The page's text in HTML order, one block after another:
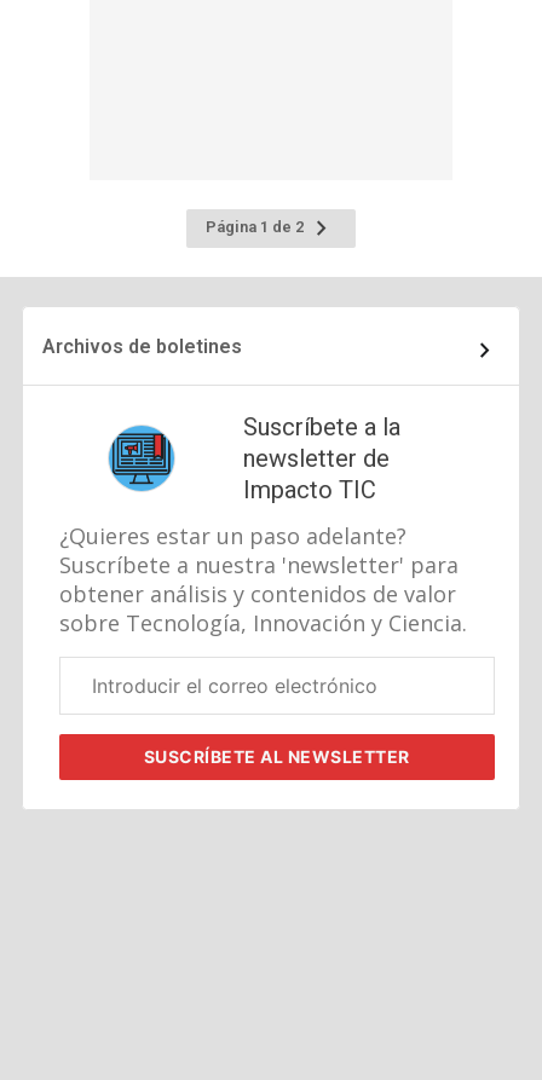
Página 1 de 2
Ir
a
Archivos de boletines
Suscríbete a la
newsletter de
Impacto TIC
¿Quieres estar un paso adelante?
Suscríbete a nuestra 'newsletter' para
obtener análisis y contenidos de valor
sobre Tecnología, Innovación y Ciencia.
electrónico
SUSCRÍBETEAL NEWSLETTER